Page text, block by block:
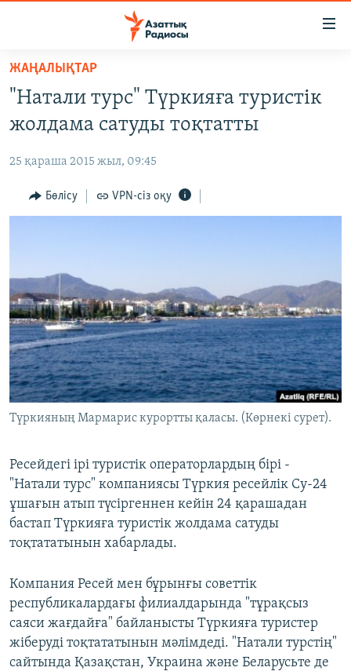
Skip
main
content
to
Navigation
Skip
ЖАҢАЛЫҚТАР
ҚАҢТАР ОҚИҒАСЫ
АДАМ ҚҰҚЫҚТАРЫ
АРНАЙЫ ЖОБАЛАР
Русский
ЖАЗЫЛЫҢЫЗ
ЖАҢАЛЫҚТАР
"Натали турс" Түркияға туристік
жолдама сатуды тоқтатты
25 қараша 2015 жыл, 09:45
Бөлісу VPN-сіз оқу
Түркияның Мармарис курортты қаласы. (Көрнекі сурет).
Ресейдегі ірі туристік операторлардың бірі -
"Натали турс" компаниясы Түркия ресейлік Су-24
ұшағын атып түсіргеннен кейін 24 қарашадан
бастап Түркияға туристік жолдама сатуды
тоқтататынын хабарлады.
Компания Ресей мен бұрынғы советтік
республикалардағы филиалдарында "тұрақсыз
саяси жағдайға" байланысты Түркияға туристер
жіберуді тоқтататынын мәлімдеді. "Натали турстің"
сайтында Қазақстан, Украина және Беларусьте де